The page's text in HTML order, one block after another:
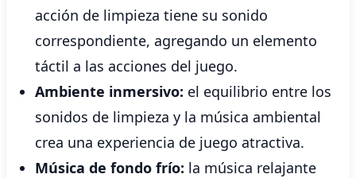
acción de limpieza tiene su sonido
correspondiente, agregando un elemento
táctil a las acciones del juego.
Ambiente inmersivo: el equilibrio entre los
sonidos de limpieza y la música ambiental
crea una experiencia de juego atractiva.
Música de fondo frío: la música relajante